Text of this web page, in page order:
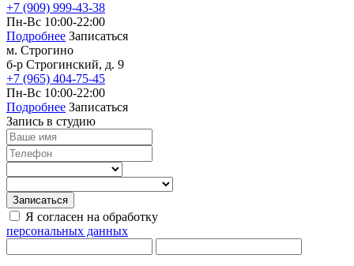
Контурная пластика губ
Биоревитализация
Биоревитализация глаз
Биоревитализация губ
Биоревитализация рук
Биоревитализация шеи
Газожидкостный пилинг головы
Газожидкостный пилинг лица
Эпиляция
Восковая депиляция
+7 (909) 999-43-38
Пн-Вс 10:00-22:00
Подробнее Записаться
м. Строгино
б-р Строгинский, д. 9
+7 (965) 404-75-45
Пн-Вс 10:00-22:00
Подробнее Записаться
Запись в студию
Записаться
Я согласен на обработку
персональных данных